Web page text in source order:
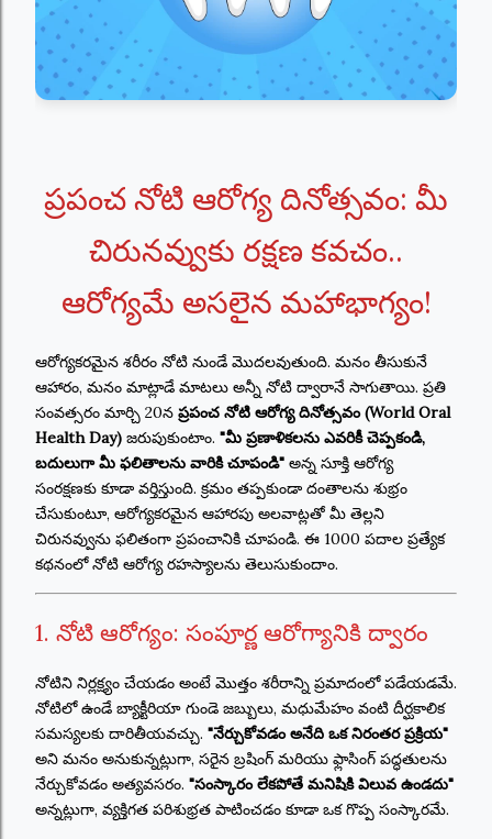
ప్రపంచ నోటి ఆరోగ్య దినోత్సవం: మీ
చిరునవ్వుకు రక్షణ కవచం..
ఆరోగ్యమే అసలైన మహాభాగ్యం!
ఆరోగ్యకరమైన శరీరం నోటి నుండే మొదలవుతుంది. మనం తీసుకునే
ఆహారం, మనం మాట్లాడే మాటలు అన్నీ నోటి ద్వారానే సాగుతాయి. ప్రతి
సంవత్సరం మార్చి 20న ప్రపంచ నోటి ఆరోగ్య దినోత్సవం (World Oral
Health Day) జరుపుకుంటాం. "మీ ప్రణాళికలను ఎవరికీ చెప్పకండి,
బదులుగా మీ ఫలితాలను వారికి చూపండి" అన్న సూక్తి ఆరోగ్య
సంరక్షణకు కూడా వర్తిస్తుంది. క్రమం తప్పకుండా దంతాలను శుభ్రం
చేసుకుంటూ, ఆరోగ్యకరమైన ఆహారపు అలవాట్లతో మీ తెల్లని
చిరునవ్వును ఫలితంగా ప్రపంచానికి చూపండి. ఈ 1000 పదాల ప్రత్యేక
కథనంలో నోటి ఆరోగ్య రహస్యాలను తెలుసుకుందాం.
1. నోటి ఆరోగ్యం: సంపూర్ణ ఆరోగ్యానికి ద్వారం
నోటిని నిర్లక్ష్యం చేయడం అంటే మొత్తం శరీరాన్ని ప్రమాదంలో పడేయడమే.
నోటిలో ఉండే బ్యాక్టీరియా గుండె జబ్బులు, మధుమేహం వంటి దీర్ఘకాలిక
సమస్యలకు దారితీయవచ్చు. "నేర్చుకోవడం అనేది ఒక నిరంతర ప్రక్రియ"
అని మనం అనుకున్నట్లుగా, సరైన బ్రషింగ్ మరియు ఫ్లాసింగ్ పద్ధతులను
నేర్చుకోవడం అత్యవసరం. "సంస్కారం లేకపోతే మనిషికి విలువ ఉండదు"
అన్నట్లుగా, వ్యక్తిగత పరిశుభ్రత పాటించడం కూడా ఒక గొప్ప సంస్కారమే.